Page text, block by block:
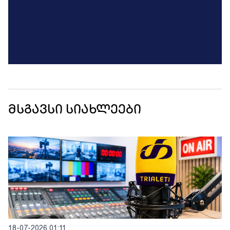
მსგავსი სიახლეები
18-07-2026 01:11